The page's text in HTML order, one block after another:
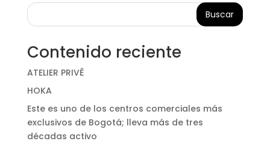
Buscar
Contenido reciente
ATELIER PRIVÊ
HOKA
Este es uno de los centros comerciales más
exclusivos de Bogotá; lleva más de tres
décadas activo